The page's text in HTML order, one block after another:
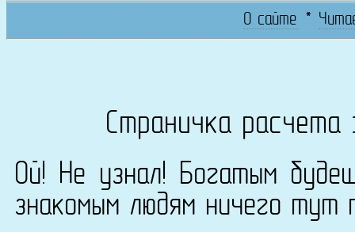
О сайте*
Страничка
Ой! Не узнал! Богатым
знакомым людям ничего тут